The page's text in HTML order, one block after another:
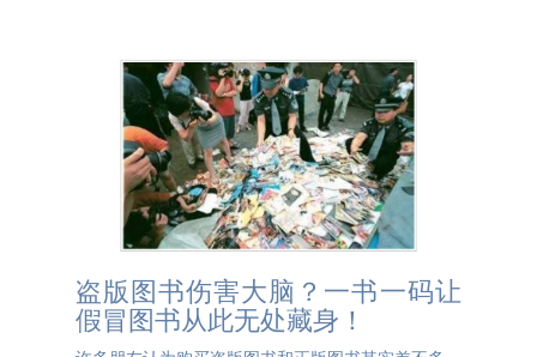
盗版图书伤害大脑？一书一码让
假冒图书从此无处藏身！